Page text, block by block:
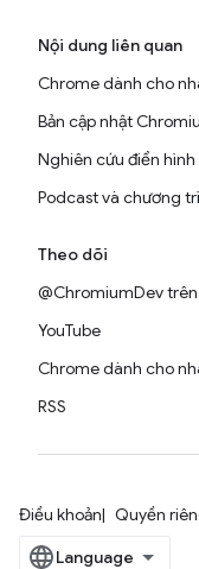
Nội dung liên quan
Chrome dành cho
Bản cập nhật
Nghiên cứu điển hình
Podcast và chương
Theo dõi
@ChromiumDev
YouTube
Chrome dành cho
RSS
Điều khoản Quyền